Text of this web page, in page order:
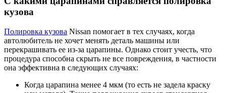
кузова
Полировка кузова Nissan помогает в тех случаях, когда
автолюбитель не хочет менять деталь машины или
перекрашивать ее из-за царапины. Однако стоит учесть, что
процедура способна скрыть не все повреждения, в частности
она эффективна в следующих случаях:
Когда царапина менее 4 мкм (то есть не задела краску